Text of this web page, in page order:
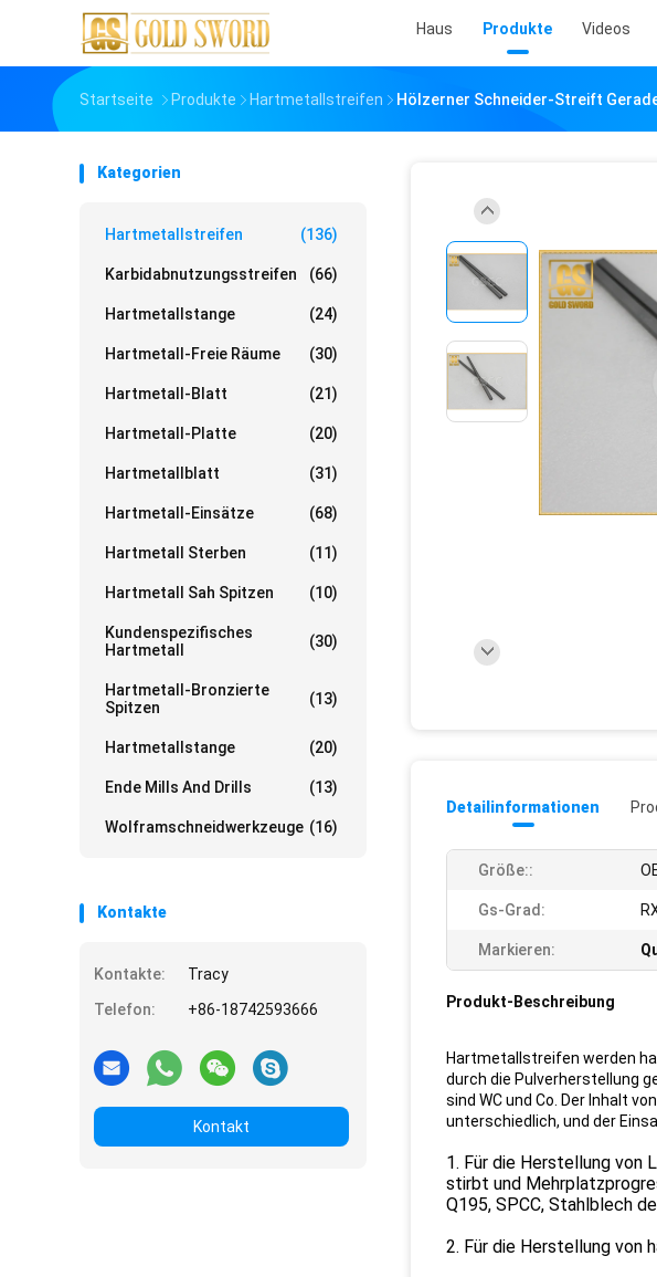
Haus Produkte Videos
Startseite Produkte Hartmetallstreifen Hölzerner Schneider-Streift
Kategorien
Hartmetallstreifen (136)
Karbidabnutzungsstreifen (66)
Hartmetallstange (24)
Hartmetall-Freie Räume (30)
Hartmetall-Blatt (21)
Hartmetall-Platte (20)
Hartmetallblatt (31)
Hartmetall-Einsätze (68)
Hartmetall Sterben (11)
Hartmetall Sah Spitzen (10)
Kundenspezifisches
Hartmetall
(30)
Hartmetall-Bronzierte
Spitzen
(13)
Hartmetallstange (20)
Ende Mills And Drills (13)
Wolframschneidwerkzeuge (16)
Kontakte
Kontakte:
Tracy
Telefon:
+86-18742593666
Kontakt
Detailinformationen
Größe::
Gs-Grad:
Markieren:
Produkt-Beschreibung
Hartmetallstreifen werden
durch die Pulverherstellung
sind WC und Co. Der Inhalt
unterschiedlich, und der
1. Für die Herstellung von
stirbt und
Q195, SPCC, Stahlblech
2. Für die Herstellung von